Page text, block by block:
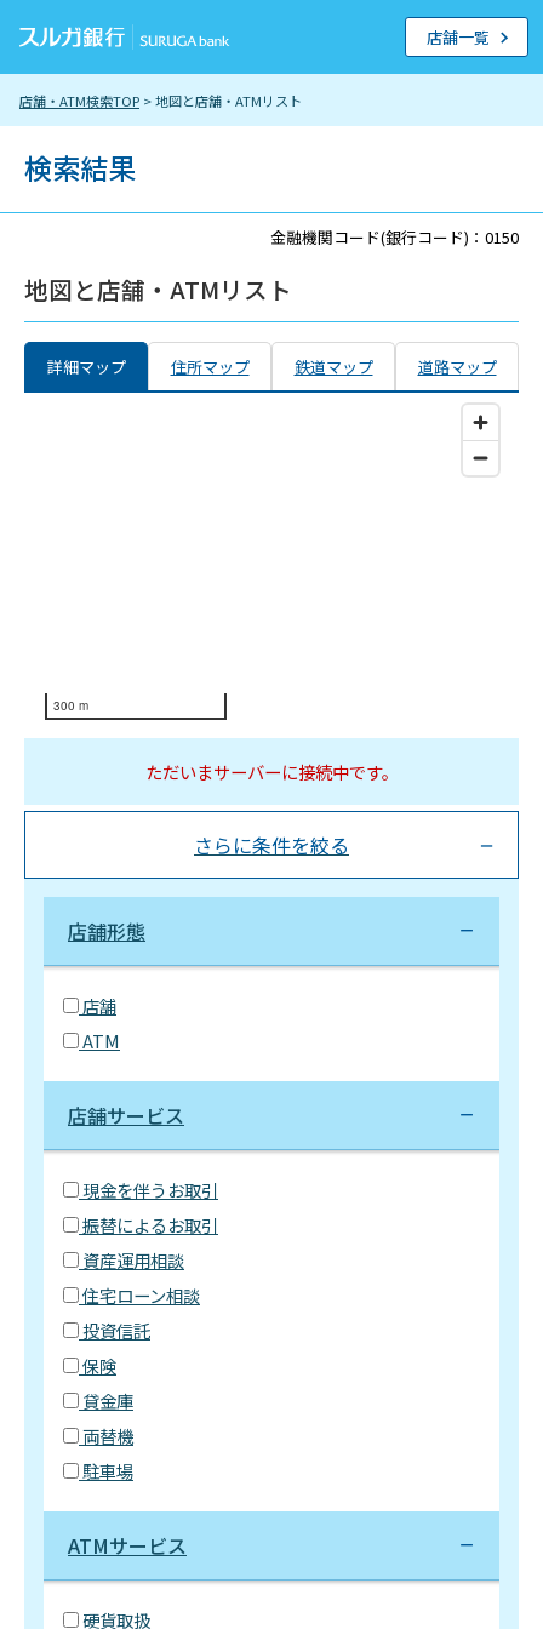
店舗・ATM検索TOP > 地図と店舗・ATMリスト
店舗一覧
検索結果
金融機関コード(銀行コード)：0150
地図と店舗・ATMリスト
詳細マップ 住所マップ 鉄道マップ 道路マップ
300 m
ただいまサーバーに接続中です。
さらに条件を絞る
店舗形態
店舗
ATM
店舗サービス
現金を伴うお取引
振替によるお取引
資産運用相談
住宅ローン相談
投資信託
保険
貸金庫
両替機
駐車場
ATMサービス
硬貨取扱